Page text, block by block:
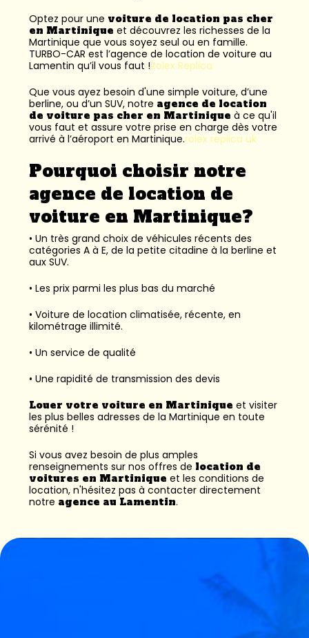
Optez pour une voiture de location pas cher
en Martinique et découvrez les richesses de la
Martinique que vous soyez seul ou en famille.
TURBO-CAR est l’agence de location de voiture au
Lamentin qu’il vous faut !Rolex Replica
Que vous ayez besoin d'une simple voiture, d’une
berline, ou d’un SUV, notre agence de location
de voiture pas cher en Martinique à ce qu'il
vous faut et assure votre prise en charge dès votre
arrivé à l’aéroport en Martinique.rolex replica uk
Pourquoi choisir notre
agence de location de
voiture en Martinique?
• Un très grand choix de véhicules récents des
catégories A à E, de la petite citadine à la berline et
aux SUV.
• Les prix parmi les plus bas du marché
• Voiture de location climatisée, récente, en
kilométrage illimité.
• Un service de qualité
• Une rapidité de transmission des devis
Louer votre voiture en Martinique et visiter
les plus belles adresses de la Martinique en toute
sérénité !
Si vous avez besoin de plus amples
renseignements sur nos offres de location de
voitures en Martinique et les conditions de
location, n'hésitez pas à contacter directement
notre agence au Lamentin.